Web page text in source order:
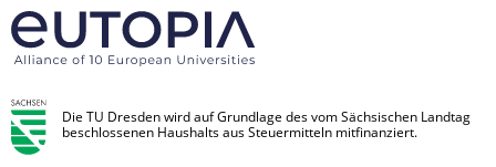
Die TU Dresden wird auf Grundlage des vom Sächsischen Landtag
beschlossenen Haushalts aus Steuermitteln mitfinanziert.